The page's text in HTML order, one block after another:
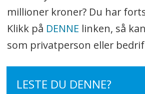
millioner kroner? Du har
Klikk på DENNE linken, så
som privatperson eller
LESTE DU DENNE?